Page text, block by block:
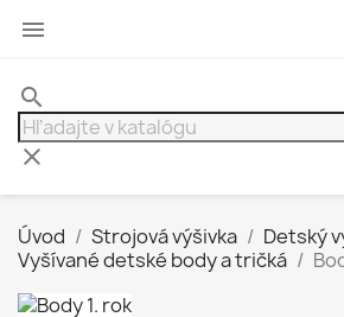

search
clear
Úvod Strojová výšivka
Detský
Vyšívané detské body a tričká